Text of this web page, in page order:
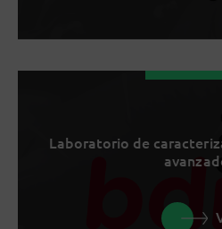
Laboratorio de